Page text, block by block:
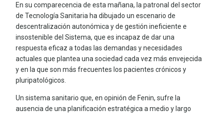
En su comparecencia de esta mañana, la patronal del sector
de Tecnología Sanitaria ha dibujado un escenario de
descentralización autonómica y de gestión ineficiente e
insostenible del Sistema, que es incapaz de dar una
respuesta eficaz a todas las demandas y necesidades
actuales que plantea una sociedad cada vez más envejecida
y en la que son más frecuentes los pacientes crónicos y
pluripatológicos.
Un sistema sanitario que, en opinión de Fenin, sufre la
ausencia de una planificación estratégica a medio y largo